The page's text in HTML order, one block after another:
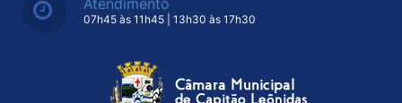
Atendimento
07h45 às 11h45 | 13h30 às 17h30